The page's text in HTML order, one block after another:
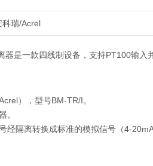
科瑞/Acrel
器是一款四线制设备，支持PT100输入
），型号BM-TR/I。
。
经隔离转换成标准的模拟信号（4-